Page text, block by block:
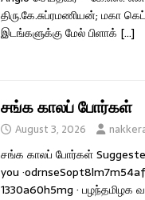
திரு.கே.சுப்ரமணியன்; மகா
இடங்களுக்கு மேல் பிளாக் […]
சங்க காலப் போர்கள்
August 3, 2026
சங்க காலப் போர்கள்
you
1͏3͏3͏0͏a͏6͏0͏h͏5͏m͏g͏ · பழந்தமிழக